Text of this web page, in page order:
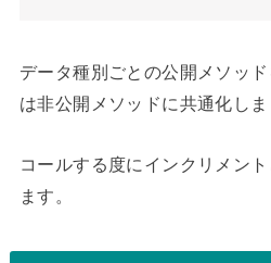
データ種別ごとの公開メソッ
は非公開メソッドに共通化しま
コールする度にインクリメン
ます。